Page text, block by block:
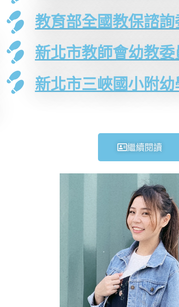
教育部全國教保諮
新北市教師會幼教
新北市三峽國小附
繼續閱讀